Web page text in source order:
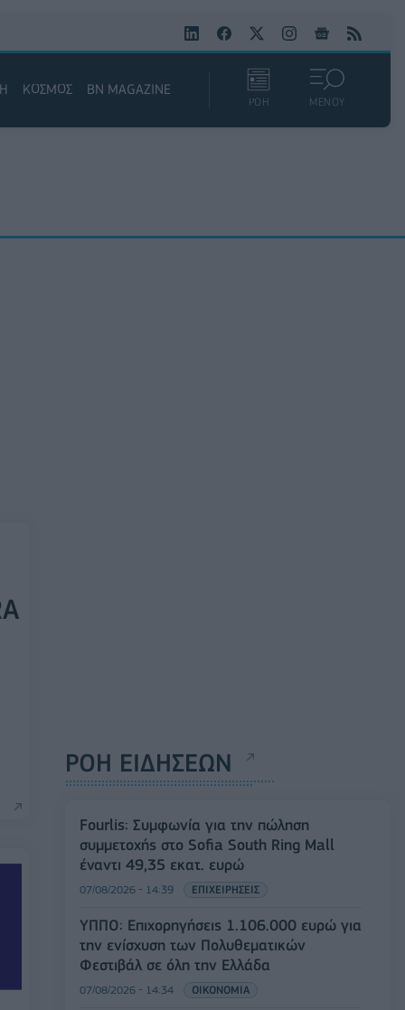
ΚΟΣΜΟΣ BN MAGAZINE
ΡΟΗ ΜΕΝΟΥ
ΡΟΗ ΕΙΔΗΣΕΩΝ
Fourlis: Συμφωνία για την πώληση
συμμετοχής στο Sofia South Ring Mall
έναντι 49,35 εκατ. ευρώ
07/08/2026 - 14:39 ΕΠΙΧΕΙΡΗΣΕΙΣ
ΥΠΠΟ: Επιχορηγήσεις 1.106.000 ευρώ για
την ενίσχυση των Πολυθεματικών
Φεστιβάλ σε όλη την Ελλάδα
07/08/2026 - 14:34 ΟΙΚΟΝΟΜΙΑ